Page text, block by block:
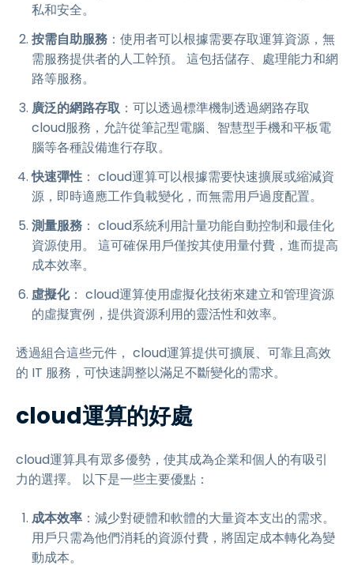
私和安全。
按需自助服務 ：使用者可以根據需要存取運算資源，無
需服務提供者的人工幹預。 這包括儲存、處理能力和網
路等服務。
廣泛的網路存取：可以透過標準機制透過網路存取
cloud服務，允許從筆記型電腦、智慧型手機和平板電
腦等各種設備進行存取。
快速彈性 ： cloud運算可以根據需要快速擴展或縮減資
源，即時適應工作負載變化，而無需用戶過度配置。
測量服務 ： cloud系統利用計量功能自動控制和最佳化
資源使用。 這可確保用戶僅按其使用量付費，進而提高
成本效率。
虛擬化： cloud運算使用虛擬化技術來建立和管理資源
的虛擬實例，提供資源利用的靈活性和效率。
透過組合這些元件， cloud運算提供可擴展、可靠且高效
的 IT 服務，可快速調整以滿足不斷變化的需求。
cloud運算的好處
cloud運算具有眾多優勢，使其成為企業和個人的有吸引
力的選擇。 以下是一些主要優點：
成本效率 ：減少對硬體和軟體的大量資本支出的需求。
用戶只需為他們消耗的資源付費，將固定成本轉化為變
動成本。